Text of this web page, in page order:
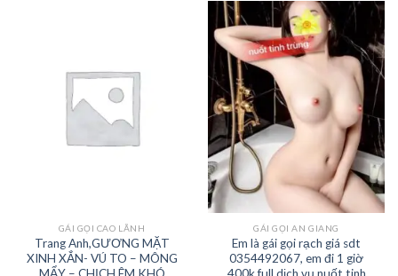
GÁI GỌI CAO LÃNH
Trang Anh,GƯƠNG MẶT
XINH XẮN- VÚ TO – MÔNG
MẨY – CHỊCH ÊM KHÓ
GÁI GỌI AN GIANG
Em là gái gọi rạch giá sdt
0354492067, em đi 1 giờ
400k.full dịch vụ nuốt tinh